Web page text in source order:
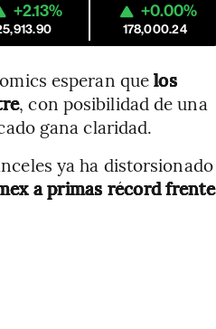
+2.13% +0.00%
178,000.24
esperan quelos
, con posibilidad de una
gana claridad.
ya ha distorsionado
a primas récord frente